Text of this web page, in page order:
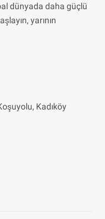
dünyada daha güçlü
yarının
Kadıköy